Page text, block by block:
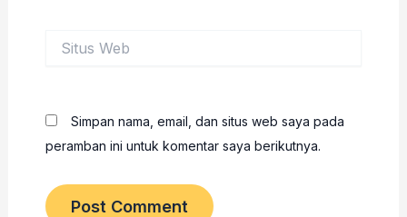
Web
Simpan nama, email, dan situs web saya pada
peramban ini untuk komentar saya berikutnya.